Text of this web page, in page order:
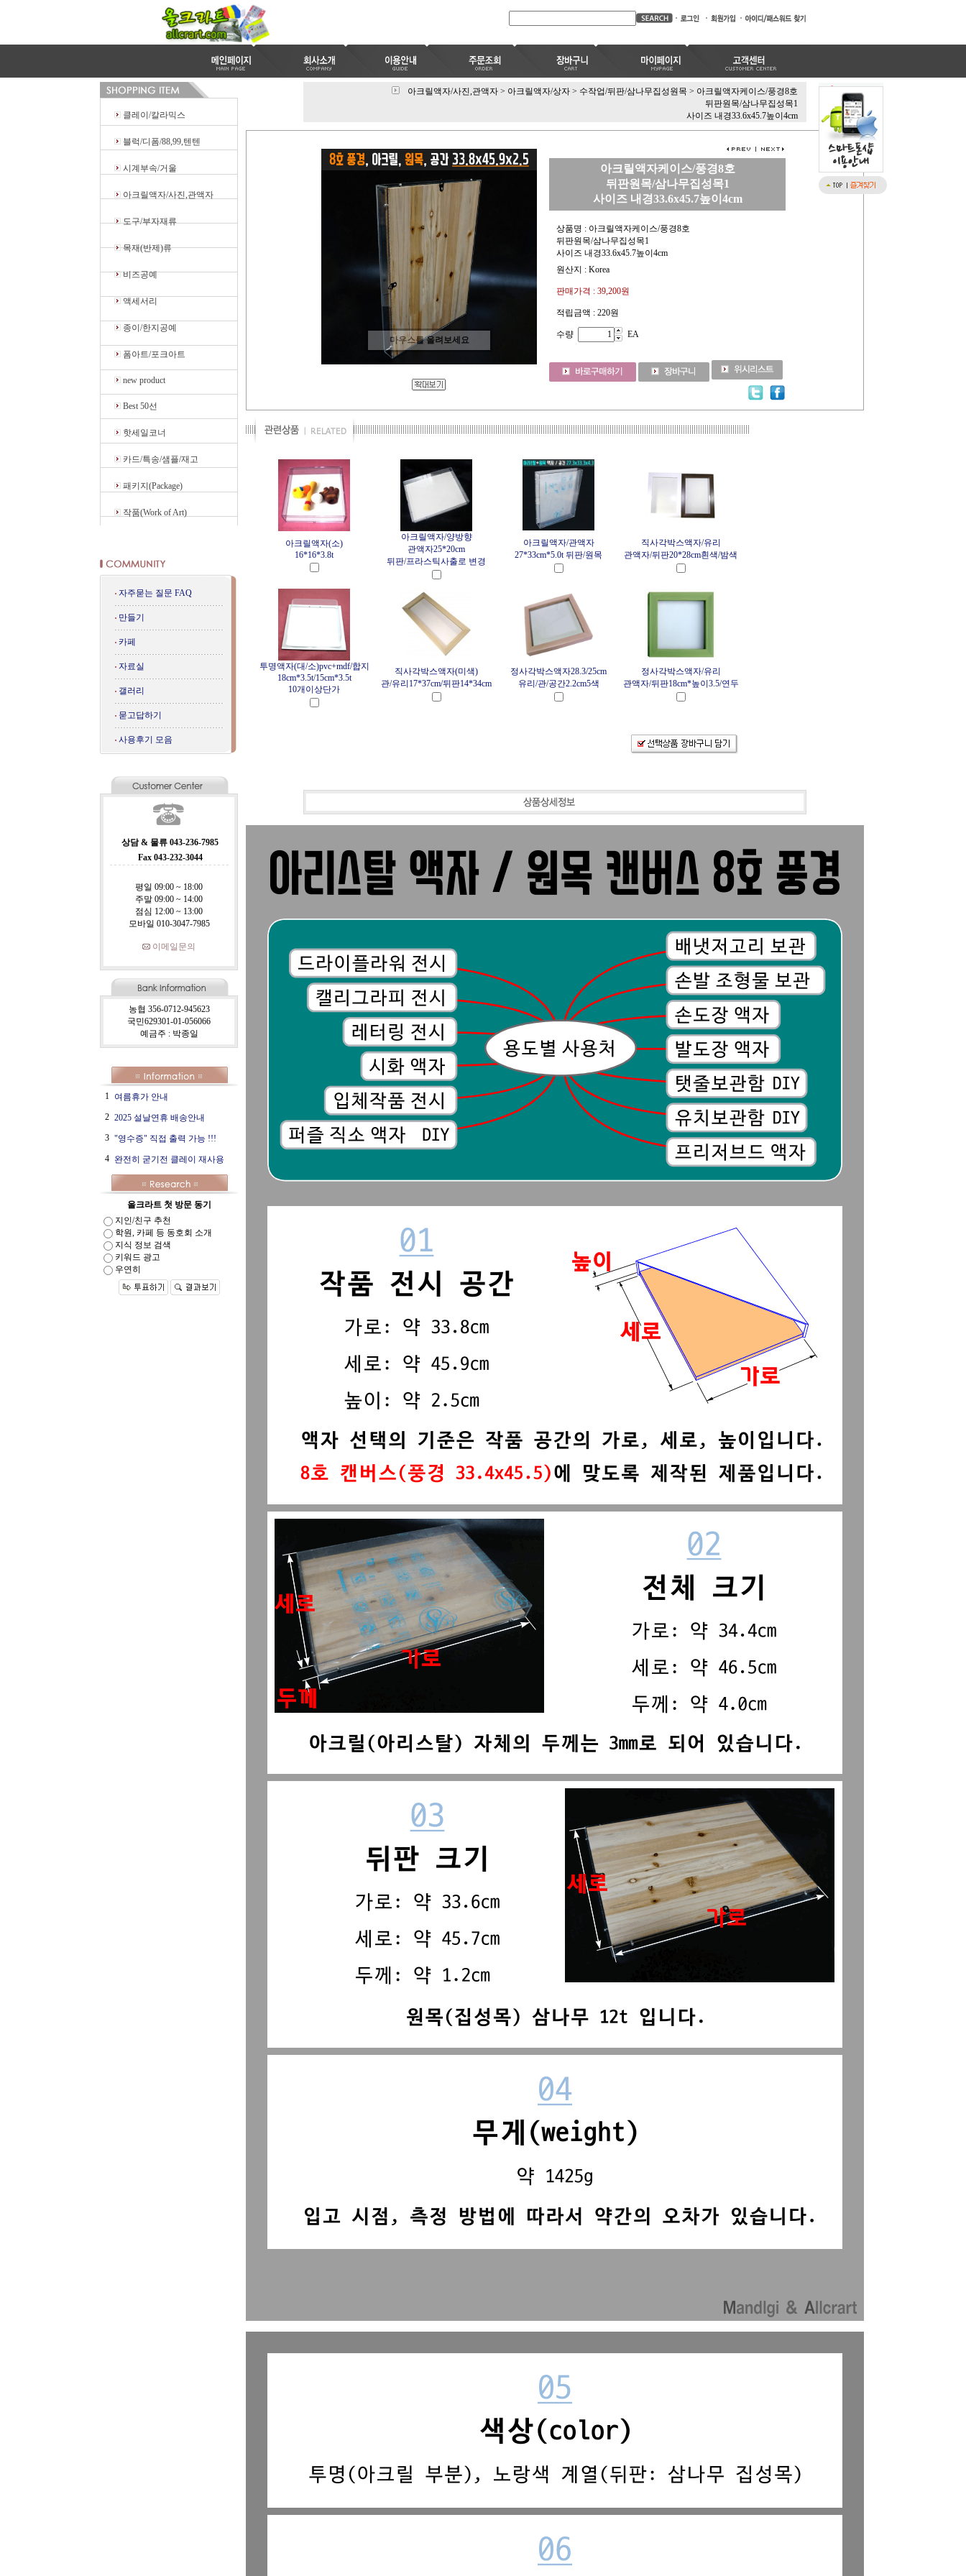
클레이/칼라믹스
블럭/디폼/88,99,텐텐
시계부속/거울
아크릴액자/사진,관액자
도구/부자재류
목재(반제)류
비즈공예
액세서리
종이/한지공예
폼아트/포크아트
new product
Best 50선
핫세일코너
카드/특송/샘플/재고
패키지(Package)
작품(Work of Art)
자주묻는 질문 FAQ
만들기
카페
자료실
갤러리
묻고답하기
사용후기 모음
상담 & 물류 043-236-7985
Fax 043-232-3044
평일 09:00 ~ 18:00
주말 09:00 ~ 14:00
점심 12:00 ~ 13:00
모바일 010-3047-7985
이메일문의
농협 356-0712-945623
국민629301-01-056066
예금주 : 박종일
1 여름휴가 안내
2 2025 설날연휴 배송안내
3 "영수증" 직접 출력 가능 !!!
4 완전히 굳기전 클레이 재사용
올크라트 첫 방문 동기
지인/친구 추천
학원, 카페 등 동호회 소개
지식 정보 검색
키워드 광고
우연히
아크릴액자/사진,관액자 > 아크릴액자/상자 > 수작업/뒤판/삼나무집성원목 > 아크릴액자케이스/풍경8호
뒤판원목/삼나무집성목1
사이즈 내경33.6x45.7높이4cm
마우스를 올려보세요
아크릴액자케이스/풍경8호
뒤판원목/삼나무집성목1
사이즈 내경33.6x45.7높이4cm
상품명 : 아크릴액자케이스/풍경8호
뒤판원목/삼나무집성목1
사이즈 내경33.6x45.7높이4cm
원산지 : Korea
판매가격 : 39,200원
적립금액 : 220원
수량 EA
아크릴액자(소)
16*16*3.8t
아크릴액자/양방향
관액자25*20cm
뒤판/프라스틱사출로 변경
아크릴액자/관액자
27*33cm*5.0t 뒤판/원목
직사각박스액자/유리
관액자/뒤판20*28cm흰색/밤색
투명액자(대/소)pvc+mdf/합지
18cm*3.5t/15cm*3.5t
10개이상단가
직사각박스액자(미색)
관/유리17*37cm/뒤판14*34cm
정사각박스액자28.3/25cm
유리/관/공간2.2cm5색
정사각박스액자/유리
관액자/뒤판18cm*높이3.5/연두